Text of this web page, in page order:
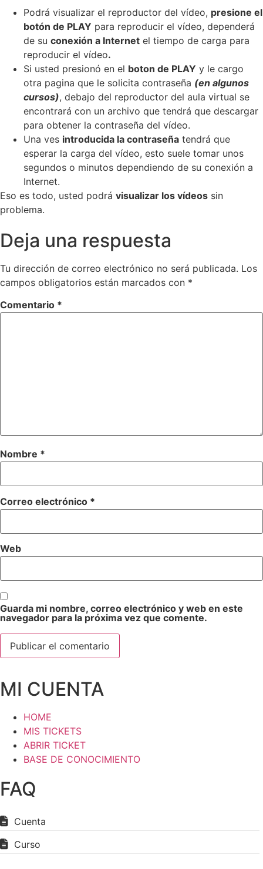
Podrá visualizar el reproductor del vídeo, presione el
botón de PLAY para reproducir el vídeo, dependerá
de su conexión a Internet el tiempo de carga para
reproducir el vídeo.
Si usted presionó en el boton de PLAY y le cargo
otra pagina que le solicita contraseña (en algunos
cursos), debajo del reproductor del aula virtual se
encontrará con un archivo que tendrá que descargar
para obtener la contraseña del vídeo.
Una ves introducida la contraseña tendrá que
esperar la carga del vídeo, esto suele tomar unos
segundos o minutos dependiendo de su conexión a
Internet.
Eso es todo, usted podrá visualizar los vídeos sin
problema.
Deja una respuesta
Tu dirección de correo electrónico no será publicada. Los
campos obligatorios están marcados con *
Comentario *
Nombre *
Correo electrónico *
Web
Guarda mi nombre, correo electrónico y web en este
navegador para la próxima vez que comente.
MI CUENTA
HOME
MIS TICKETS
ABRIR TICKET
BASE DE CONOCIMIENTO
FAQ
Cuenta
Curso